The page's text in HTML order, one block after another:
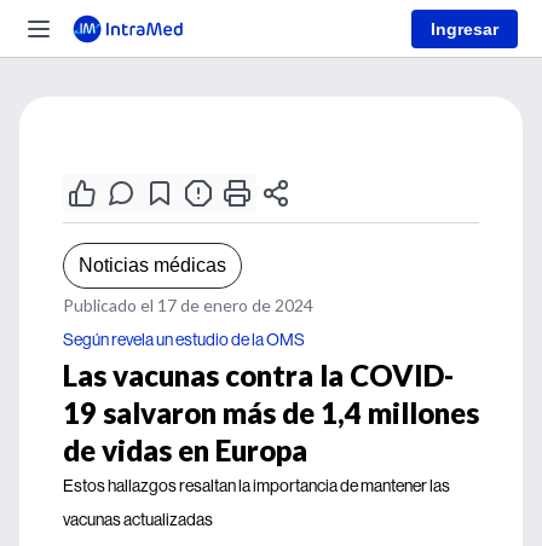
Ingresar
Noticias médicas
Publicado el 17 de enero de 2024
Según revela un estudio de la OMS
Las vacunas contra la COVID-
19 salvaron más de 1,4 millones
de vidas en Europa
Estos hallazgos resaltan la importancia de mantener las
vacunas actualizadas